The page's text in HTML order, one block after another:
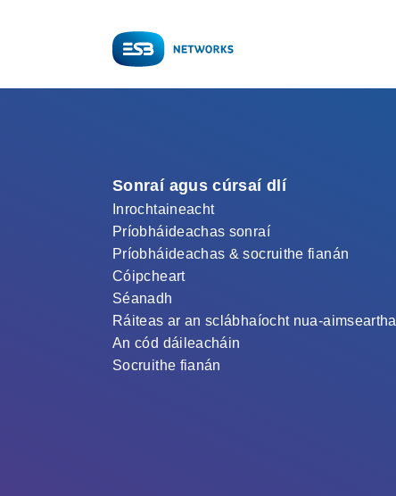
Sonraí agus cúrsaí dlí
Inrochtaineacht
Príobháideachas sonraí
Príobháideachas & socruithe fianán
Cóipcheart
Séanadh
Ráiteas ar an sclábhaíocht nua-aimseartha
An cód dáileacháin
Socruithe fianán